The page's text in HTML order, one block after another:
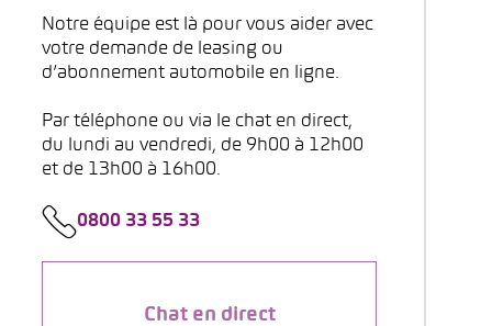
Notre équipe est là pour vous aider avec
votre demande de leasing ou
d’abonnement automobile en ligne.
Par téléphone ou via le chat en direct,
du lundi au vendredi, de 9h00 à 12h00
et de 13h00 à 16h00.
0800 33 55 33
Chat en direct